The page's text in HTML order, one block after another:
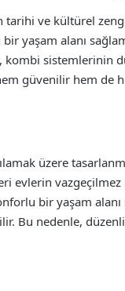
tarihi ve kültürel
yaşam alanı
kombi sistemlerinin
güvenilir hem de
üzere
evlerin vazgeçilmez
bir yaşam alanı
Bu nedenle,